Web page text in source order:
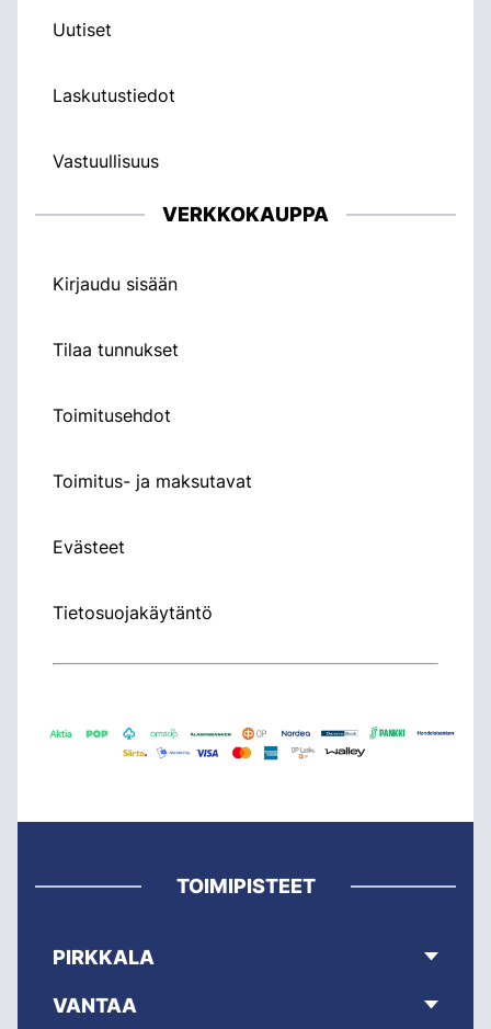
Uutiset
Laskutustiedot
Vastuullisuus
VERKKOKAUPPA
Kirjaudu sisään
Tilaa tunnukset
Toimitusehdot
Toimitus- ja maksutavat
Evästeet
Tietosuojakäytäntö
TOIMIPISTEET
PIRKKALA
VANTAA